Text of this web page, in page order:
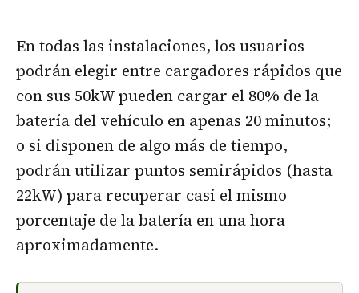
En todas las instalaciones, los usuarios
podrán elegir entre cargadores rápidos que
con sus 50kW pueden cargar el 80% de la
batería del vehículo en apenas 20 minutos;
o si disponen de algo más de tiempo,
podrán utilizar puntos semirápidos (hasta
22kW) para recuperar casi el mismo
porcentaje de la batería en una hora
aproximadamente.